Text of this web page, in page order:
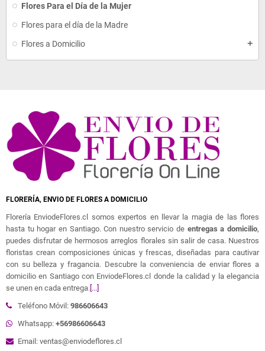
Flores Para el Día de la Mujer
Flores para el día de la Madre
Flores a Domicilio
add
FLORERÍA, ENVIO DE FLORES A DOMICILIO
Florería EnviodeFlores.cl somos expertos en llevar la magia de las flores
hasta tu hogar en Santiago. Con nuestro servicio de entregas a domicilio,
puedes disfrutar de hermosos arreglos florales sin salir de casa. Nuestros
floristas crean composiciones únicas y frescas, diseñadas para cautivar
con su belleza y fragancia. Descubre la conveniencia de enviar flores a
domicilio en Santiago con EnviodeFlores.cl donde la calidad y la elegancia
se unen en cada entrega. [...]
Teléfono Móvil: 986606643
Whatsapp: +56986606643
Email: ventas@enviodeflores.cl